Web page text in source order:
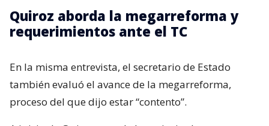
Quiroz aborda la megarreforma y
requerimientos ante el TC
En la misma entrevista, el secretario de Estado
también evaluó el avance de la megarreforma,
proceso del que dijo estar “contento”.